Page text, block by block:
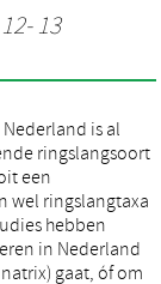
13
is al
ringslangsoort
een
wel ringslangtaxa
hebben
in Nederland
gaat, óf om